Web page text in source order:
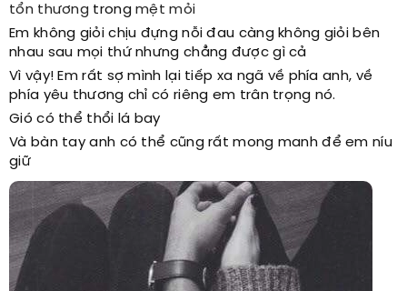
tổn thương trongmệt mỏi
Em không giỏi chịu đựng nỗi đau càng không giỏi bên
nhau sau mọi thứ nhưng chẳng được gì cả
Vì vậy! Em rất sợ mình lại tiếp xa ngã về phía anh, về
phía yêu thương chỉ có riêng em trân trọng nó.
Gió có thể thổi lá bay
Và bàn tay anh có thể cũng rất mong manh để em níu
giữ